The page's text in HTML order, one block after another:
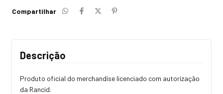
Compartilhar
Descrição
Produto oficial do merchandise licenciado com autorização
da Rancid.